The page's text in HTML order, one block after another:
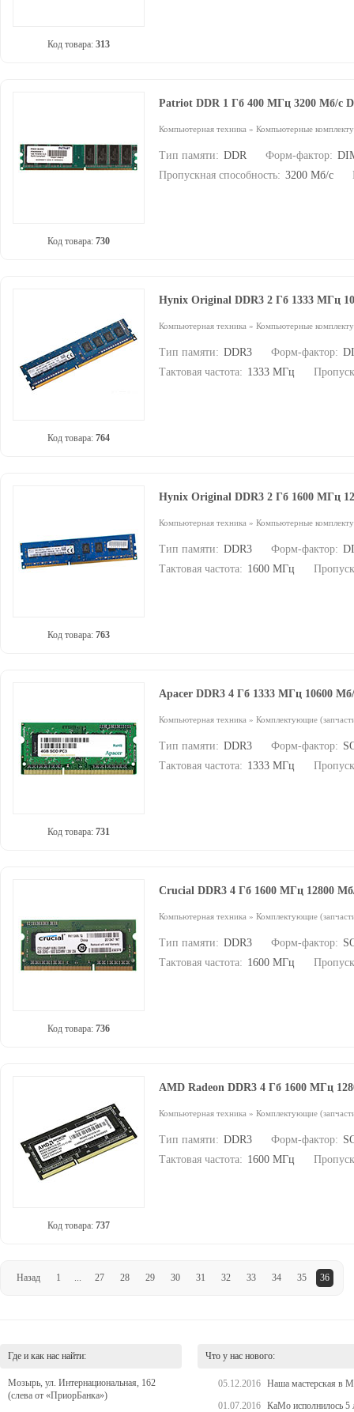
Код товара: 313
Patriot DDR 1 Гб 400 МГц 3200 Мб/с
Компьютерная техника » Компьютерные
Тип памяти: DDR Форм-фактор:
Пропускная способность: 3200 Мб/с
Код товара: 730
Hynix Original DDR3 2 Гб 1333 МГц
Компьютерная техника » Компьютерные
Тип памяти: DDR3 Форм-фактор:
Тактовая частота: 1333 МГц
Код товара: 764
Hynix Original DDR3 2 Гб 1600 МГц
Компьютерная техника » Компьютерные
Тип памяти: DDR3 Форм-фактор:
Тактовая частота: 1600 МГц
Код товара: 763
Apacer DDR3 4 Гб 1333 МГц 10600
Компьютерная техника » Комплектующие
Тип памяти: DDR3 Форм-фактор:
Тактовая частота: 1333 МГц
Код товара: 731
Crucial DDR3 4 Гб 1600 МГц 12800
Компьютерная техника » Комплектующие
Тип памяти: DDR3 Форм-фактор:
Тактовая частота: 1600 МГц
Код товара: 736
AMD Radeon DDR3 4 Гб 1600 МГц
Компьютерная техника » Комплектующие
Тип памяти: DDR3 Форм-фактор:
Тактовая частота: 1600 МГц
Код товара: 737
Назад 1 ... 27 28 29 30 31 32 33 34 35 36
Где и как нас найти:
Мозырь, ул. Интернациональная, 162
(слева от «ПриорБанка»)
Что у нас нового:
05.12.2016 Наша мастерская в
01.07.2016 КаМо исполнилось 5